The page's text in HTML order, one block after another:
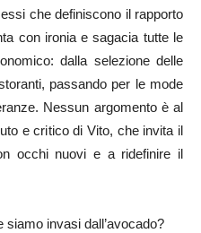
che definiscono il rapporto
con ironia e sagacia tutte le
dalla selezione delle
passando per le mode
Nessun argomento è al
e critico di Vito, che invita il
occhi nuovi e a ridefinire il
invasi dall’avocado?